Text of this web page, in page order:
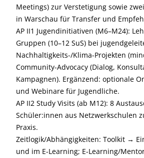
Meetings) zur Verstetigung sowie
in Warschau für Transfer und
AP II1 Jugendinitiativen (M6–M24):
Gruppen (10–12 SuS) bei
Nachhaltigkeits-/Klima-Projekten
Community-Advocacy (Dialog,
Kampagnen). Ergänzend: optionale
und Webinare für Jugendliche.
AP II2 Study Visits (ab M12): 8
Schüler:innen aus Netzwerkschulen
Praxis.
Zeitlogik/Abhängigkeiten: Toolkit →
und im E-Learning; E-Learning/